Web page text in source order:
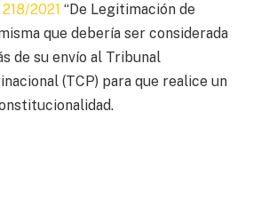
218/2021 “De Legitimación de
que debería ser considerada
de su envío al Tribunal
(TCP) para que realice un